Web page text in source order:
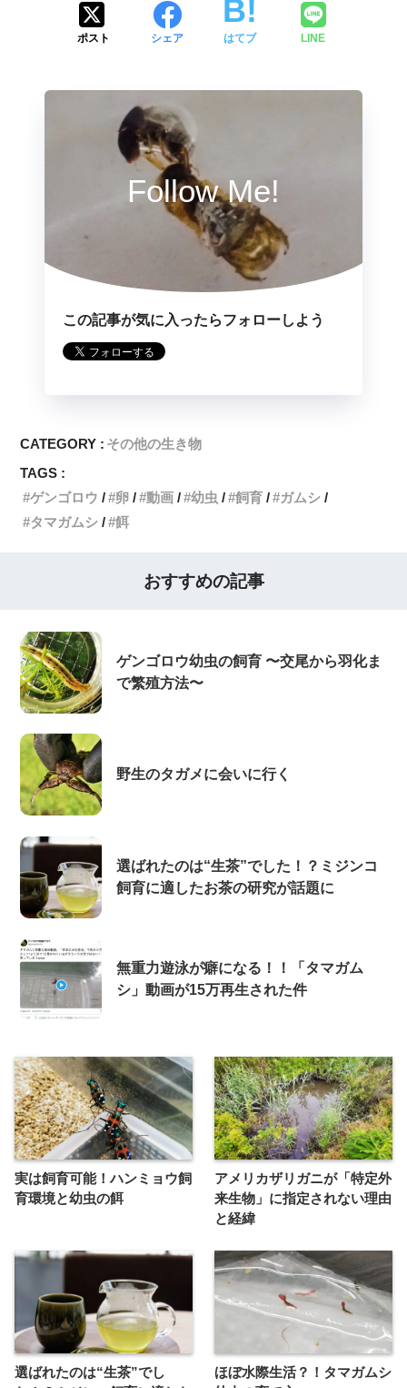
ポスト シェア はてブ LINE
Follow Me!
この記事が気に入ったらフォローしよう
CATEGORY : その他の生き物
TAGS :
ゲンゴロウ
卵 動画 幼虫 飼育
ガムシ
タマガムシ
餌
おすすめの記事
ゲンゴロウ幼虫の飼育 〜交尾から羽化ま
で繁殖方法〜
野生のタガメに会いに行く
選ばれたのは“生茶”でした！？ミジンコ
飼育に適したお茶の研究が話題に
無重力遊泳が癖になる！！「タマガム
シ」動画が15万再生された件
実は飼育可能！ハンミョウ飼
育環境と幼虫の餌
アメリカザリガニが「特定外
来生物」に指定されない理由
と経緯
選ばれたのは“生茶”でし
ほぼ水際生活？！タマガムシ